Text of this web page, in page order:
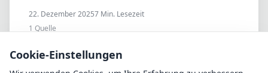
Toolbox).
22. Dezember 20257 Min. Lesezeit
1 Quelle
Cookie-Einstellungen